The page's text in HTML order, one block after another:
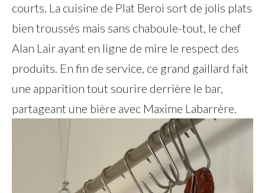
courts. La cuisine de Plat Beroì sort de jolis plats
bien troussés mais sans chaboule-tout, le chef
Alan Lair ayant en ligne de mire le respect des
produits. En fin de service, ce grand gaillard fait
une apparition tout sourire derrière le bar,
partageant une bière avec Maxime Labarrère.